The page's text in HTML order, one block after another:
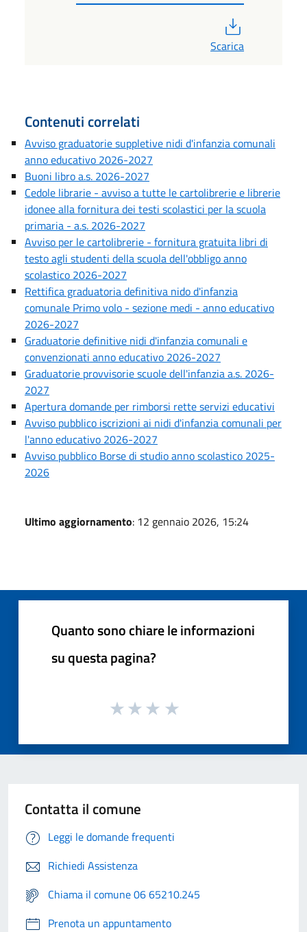
Scarica
Contenuti correlati
Avviso graduatorie suppletive nidi d'infanzia comunali
anno educativo 2026-2027
Buoni libro a.s. 2026-2027
Cedole librarie - avviso a tutte le cartolibrerie e librerie
idonee alla fornitura dei testi scolastici per la scuola
primaria - a.s. 2026-2027
Avviso per le cartolibrerie - fornitura gratuita libri di
testo agli studenti della scuola dell'obbligo anno
scolastico 2026-2027
Rettifica graduatoria definitiva nido d'infanzia
comunale Primo volo - sezione medi - anno educativo
2026-2027
Graduatorie definitive nidi d'infanzia comunali e
convenzionati anno educativo 2026-2027
Graduatorie provvisorie scuole dell'infanzia a.s. 2026-
2027
Apertura domande per rimborsi rette servizi educativi
Avviso pubblico iscrizioni ai nidi d'infanzia comunali per
l'anno educativo 2026-2027
Avviso pubblico Borse di studio anno scolastico 2025-
2026
Ultimo aggiornamento: 12 gennaio 2026, 15:24
Quanto sono chiare le informazioni
su questa pagina?
Contatta il comune
Leggi le domande frequenti
Richiedi Assistenza
Chiama il comune 06 65210.245
Prenota un appuntamento